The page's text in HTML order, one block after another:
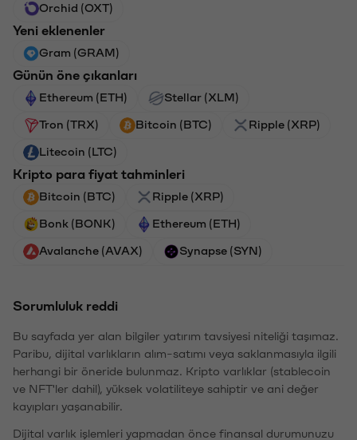
Orchid (OXT)
Yeni eklenenler
Gram (GRAM)
Günün öne çıkanları
Ethereum (ETH) Stellar (XLM)
Tron (TRX) Bitcoin (BTC) Ripple (XRP)
Litecoin (LTC)
Kripto para fiyat tahminleri
Bitcoin (BTC) Ripple (XRP)
Bonk (BONK) Ethereum (ETH)
Avalanche (AVAX) Synapse (SYN)
Sorumluluk reddi
Bu sayfada yer alan bilgiler yatırım tavsiyesi niteliği taşımaz.
Paribu, dijital varlıkların alım-satımı veya saklanmasıyla ilgili
herhangi bir öneride bulunmaz. Kripto varlıklar (stablecoin
ve NFT'ler dahil), yüksek volatiliteye sahiptir ve ani değer
kayıpları yaşanabilir.
Dijital varlık işlemleri yapmadan önce finansal durumunuzu